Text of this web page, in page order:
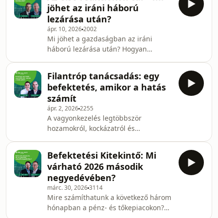
epizódban s
Meddig tarthat ki ez a lendület, mit
okozhat a gazdaságban, és milyen
mozgástere van az új kormánynak?
Ezekről beszélgetett Tardos Gergely,
az OTP Bank Elemzési Központjának
vezetője, Kopányi Szabolcs, az OTP
Global Markets diszkrecionális port
jöhet az iráni háború
lezárása után?
ápr. 10, 20262002
Mi jöhet a gazdaságban az iráni
háború lezárása után? Hogyan
piaci környezetben a befektetői
várakozások akár egy-egy nyilatkozat
hatására is gyorsan változhatnak,
ezért különösen fontos kérdés az is:
hogyan lehet alkalmazkodni a rövid
távú mozgásokhoz, és milyen
szempontok mentén érdemes
döntéseket hozni? Ezekről
beszélgetett Sá
Filantróp tanácsadás: egy
befektetés, amikor a hatás
számít
ápr. 2, 20262255
A vagyonkezelés legtöbbször
hozamokról, kockázatról és
mennyit termel a vagyon, hanem az,
hogy mi a valódi célja és értelme a
vagyon felhalmozásának. Ebben az
epizódban a filantróp stratégiai
tanácsadásról beszélgetett Bozsogi
Tamás, az OTP Private Banking
Befektetési Kitekintő: Mi
várható 2026 második
negyedévében?
márc. 30, 20263114
Mire számíthatunk a következő három
hónapban a pénz- és tőkepiacokon?